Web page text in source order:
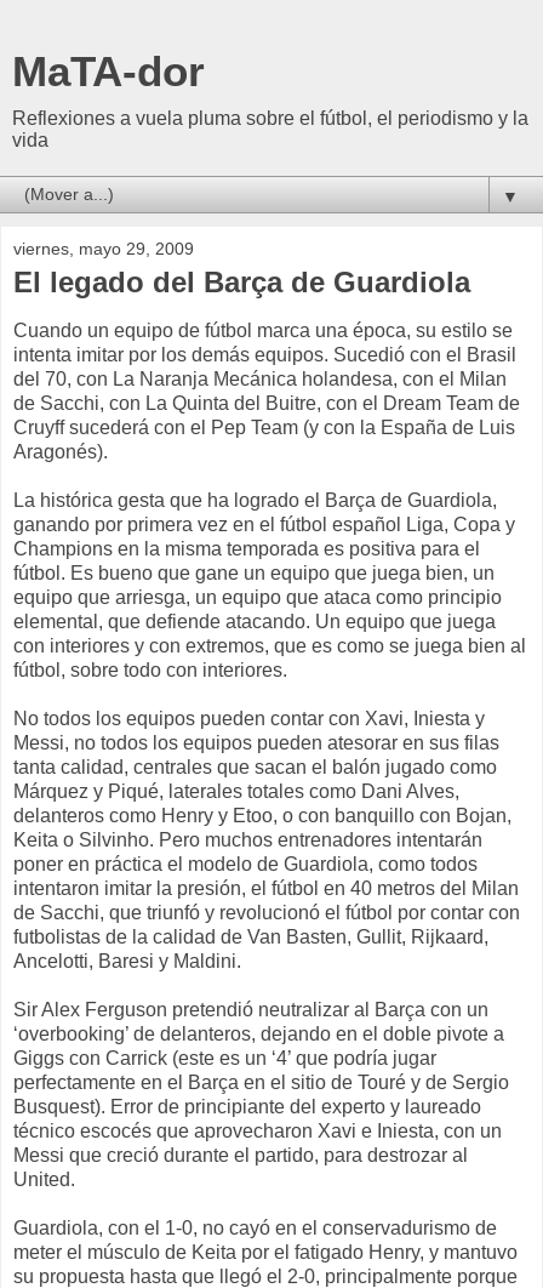
MaTA-dor
Reflexiones a vuela pluma sobre el fútbol, el periodismo y la
vida
▼
viernes, mayo 29, 2009
El legado del Barça de Guardiola
Cuando un equipo de fútbol marca una época, su estilo se
intenta imitar por los demás equipos. Sucedió con el Brasil
del 70, con La Naranja Mecánica holandesa, con el Milan
de Sacchi, con La Quinta del Buitre, con el Dream Team de
Cruyff sucederá con el Pep Team (y con la España de Luis
Aragonés).
La histórica gesta que ha logrado el Barça de Guardiola,
ganando por primera vez en el fútbol español Liga, Copa y
Champions en la misma temporada es positiva para el
fútbol. Es bueno que gane un equipo que juega bien, un
equipo que arriesga, un equipo que ataca como principio
elemental, que defiende atacando. Un equipo que juega
con interiores y con extremos, que es como se juega bien al
fútbol, sobre todo con interiores.
No todos los equipos pueden contar con Xavi, Iniesta y
Messi, no todos los equipos pueden atesorar en sus filas
tanta calidad, centrales que sacan el balón jugado como
Márquez y Piqué, laterales totales como Dani Alves,
delanteros como Henry y Etoo, o con banquillo con Bojan,
Keita o Silvinho. Pero muchos entrenadores intentarán
poner en práctica el modelo de Guardiola, como todos
intentaron imitar la presión, el fútbol en 40 metros del Milan
de Sacchi, que triunfó y revolucionó el fútbol por contar con
futbolistas de la calidad de Van Basten, Gullit, Rijkaard,
Ancelotti, Baresi y Maldini.
Sir Alex Ferguson pretendió neutralizar al Barça con un
‘overbooking’ de delanteros, dejando en el doble pivote a
Giggs con Carrick (este es un ‘4’ que podría jugar
perfectamente en el Barça en el sitio de Touré y de Sergio
Busquest). Error de principiante del experto y laureado
técnico escocés que aprovecharon Xavi e Iniesta, con un
Messi que creció durante el partido, para destrozar al
United.
Guardiola, con el 1-0, no cayó en el conservadurismo de
meter el músculo de Keita por el fatigado Henry, y mantuvo
su propuesta hasta que llegó el 2-0, principalmente porque